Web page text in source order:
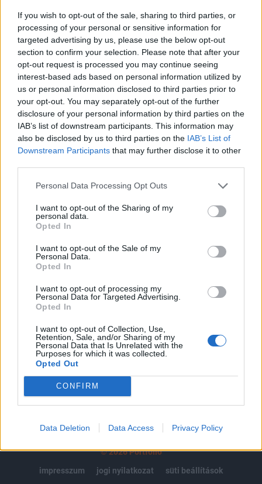
If you wish to opt-out of the sale, sharing to third parties, or
processing of your personal or sensitive information for
targeted advertising by us, please use the below opt-out
section to confirm your selection. Please note that after your
opt-out request is processed you may continue seeing
interest-based ads based on personal information utilized by
us or personal information disclosed to third parties prior to
your opt-out. You may separately opt-out of the further
disclosure of your personal information by third parties on the
IAB’s list of downstream participants. This information may
also be disclosed by us to third parties on the IAB’s List of
Downstream Participants that may further disclose it to other
Personal Data Processing Opt Outs
I want to opt-out of the Sharing of my
personal data.
Opted In
I want to opt-out of the Sale of my
Personal Data.
Opted In
I want to opt-out of processing my
Personal Data for Targeted Advertising.
Opted In
I want to opt-out of Collection, Use,
Retention, Sale, and/or Sharing of my
Personal Data that Is Unrelated with the
Purposes for which it was collected.
Opted Out
CONFIRM
Data Deletion Data Access Privacy Policy
járművek elől a Szabadság hidat, amelyet
kizárólag az arra sétálók használhatnak.
A Budapesti Közlekedési Központ (BKK) korábbi
tájékoztatása szerint a hidat július 14-15-én, 21-22-én, 28-
29-én és augusztus 4-5-én zárják le. Ebben az időszakban
a 47-es, a 48-as és a 49-es villamos nem jár, a Fehérvári
úton a 61-es villamos meghosszabbított útvonalon, a
Móricz Zsigmond körtér helyett a Városház térig
közlekedik. A 49-es villamos Bartók Béla úti, kimaradó...
A keresett cikk a portfolio.hu hírarchívumához
tartozik, melynek olvasása előfizetéses
regisztrációhoz kötött.
Az előfizetés a következőket tartalmazza:
Portfolio.hu teljes cikkarchívum
Kötéslisták: BÉT elmúlt 2 év napon belüli
kötéslistái
MÁR ELŐFIZETŐNK VAGY? BEJELENTKEZÉS
© 2026 Portfolio
impresszum
jogi nyilatkozat süti beállítások